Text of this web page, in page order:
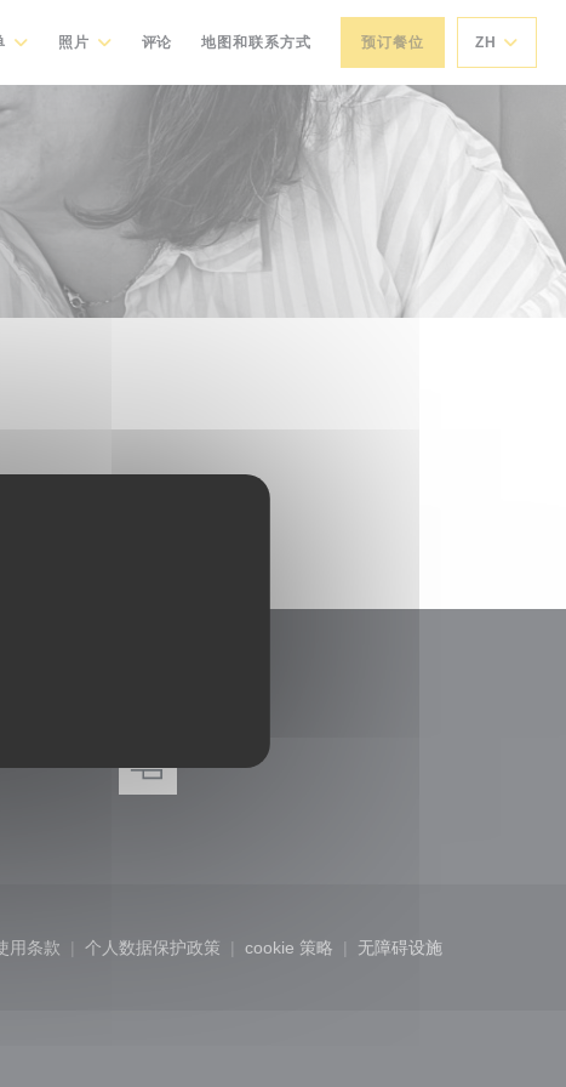
照片 评论 地图和联系方式 预订餐位 ZH
))
中打开))
口中打开))
用条款
((在新窗口中打开))
个人数据保护政策
((在新窗口中打开))
cookie 策略
((在新窗口中打开))
无障碍设施
((在新窗口中打开))